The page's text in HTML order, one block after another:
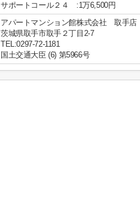
サポートコール２４ :1万6,500円
アパートマンション館株式会社 取手店
茨城県取手市取手２丁目2-7
TEL:0297-72-1181
国土交通大臣 (6) 第5966号